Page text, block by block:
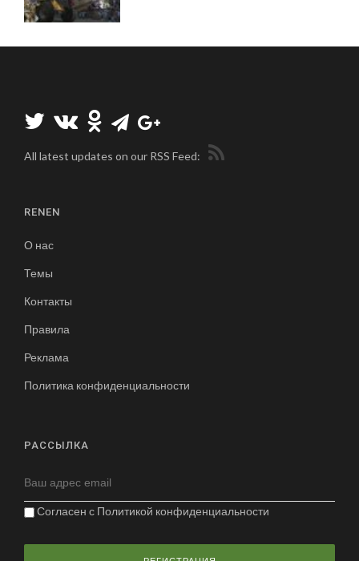
All latest updates on our RSS Feed:
RENEN
О нас
Темы
Контакты
Правила
Реклама
Политика конфиденциальности
РАССЫЛКА
Согласен с Политикой конфиденциальности